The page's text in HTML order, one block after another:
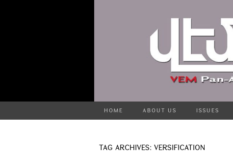
HOME ABOUT US ISSUES
TAG ARCHIVES: VERSIFICATION